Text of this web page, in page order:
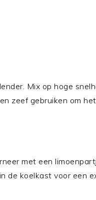
Mix op hoge
zeef gebruiken om
met een
de koelkast voor een